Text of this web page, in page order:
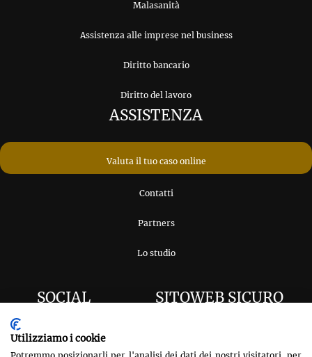
Malasanità
Assistenza alle imprese nel business
Diritto bancario
Diritto del lavoro
ASSISTENZA
Valuta il tuo caso online
Contatti
Partners
Lo studio
SOCIAL SITOWEB SICURO
Utilizziamo i cookie